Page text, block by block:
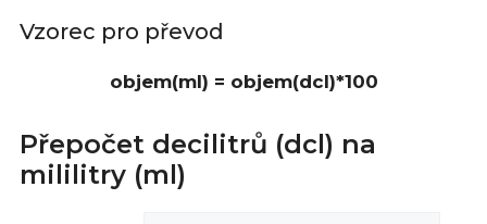
Vzorec pro převod
objem(ml) = objem(dcl)*100
Přepočet decilitrů (dcl) na
mililitry (ml)